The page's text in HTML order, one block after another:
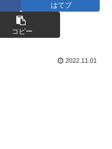
はてブ
コピー
2022.11.01